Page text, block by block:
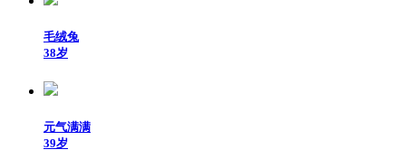
毛绒兔
38岁
元气满满
39岁